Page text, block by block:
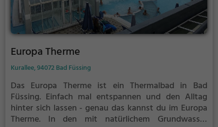
Europa Therme
Kurallee, 94072 Bad Füssing
Das Europa Therme ist ein Thermalbad in Bad
Füssing. Einfach mal entspannen und den Alltag
hinter sich lassen - genau das kannst du im Europa
Therme. In den mit natürlichem Grundwasser